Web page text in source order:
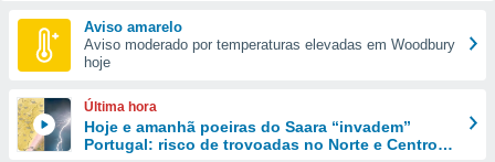
e
forma
digital
Aviso amarelo
Aviso moderado por temperaturas elevadas em Woodbury
hoje
Última hora
Hoje e amanhã poeiras do Saara “invadem”
Portugal: risco de trovoadas no Norte e Centro